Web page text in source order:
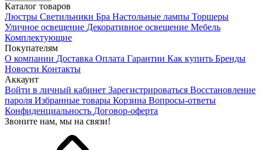
Каталог товаров
Люстры Светильники Бра Настольные лампы Торшеры
Уличное освещение Декоративное освещение Мебель
Комплектующие
Покупателям
О компании Доставка Оплата Гарантии Как купить Бренды
Новости Контакты
Аккаунт
Войти в личный кабинет Зарегистрироваться Восстановление
пароля Избранные товары Корзина Вопросы-ответы
Конфиденциальность Договор-оферта
Звоните нам, мы на связи!